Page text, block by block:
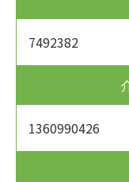
7492382
1360990426